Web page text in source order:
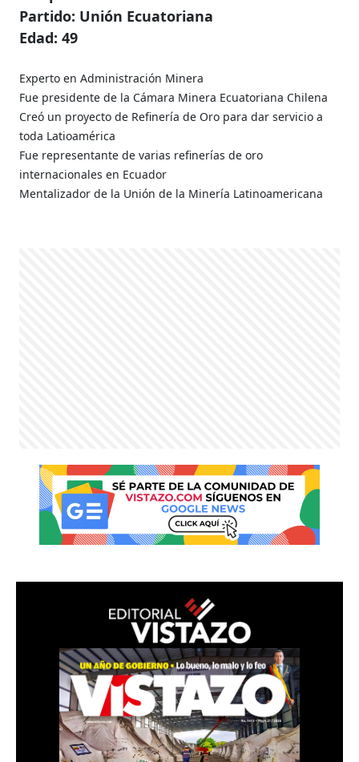
Partido: Unión Ecuatoriana
Edad: 49
Experto en Administración Minera
Fue presidente de la Cámara Minera Ecuatoriana Chilena
Creó un proyecto de Refinería de Oro para dar servicio a
toda Latioamérica
Fue representante de varias refinerías de oro
internacionales en Ecuador
Mentalizador de la Unión de la Minería Latinoamericana